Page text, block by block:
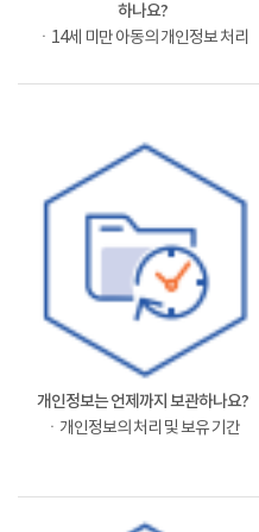
하나요?
ㆍ14세 미만 아동의 개인정보 처리
개인정보는 언제까지 보관하나요?
ㆍ개인정보의 처리 및 보유 기간